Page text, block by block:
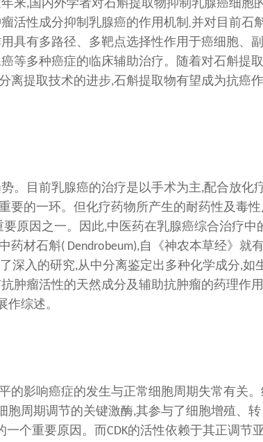
来,国内外学者对石斛提取物抑制乳腺癌细胞
活性成分抑制乳腺癌的作用机制 ,并对目前石
具有多路径、多靶点选择性作用于癌细胞、副
等多种癌症的临床辅助治疗。随着对石斛提取
离提取技术的进步,石斛提取物有望成为抗癌作
。目前乳腺癌的治疗是以手术为主,配合放化
要的一环。但化疗药物所产生的耐药性及毒性
原因之一。因此,中医药在乳腺癌综合治疗中
药材石斛( Dendrobeum),自《神农本草经》就
深入的研究,从中分离鉴定出多种化学成分,如
肿瘤活性的天然成分及辅助抗肿瘤的药理作用
综述。
的影响癌症的发生与正常细胞周期失常有关。
胞周期调节的关键激酶,其参与了细胞增殖、转
一个重要原因。而CDK的活性依赖于其正调节亚